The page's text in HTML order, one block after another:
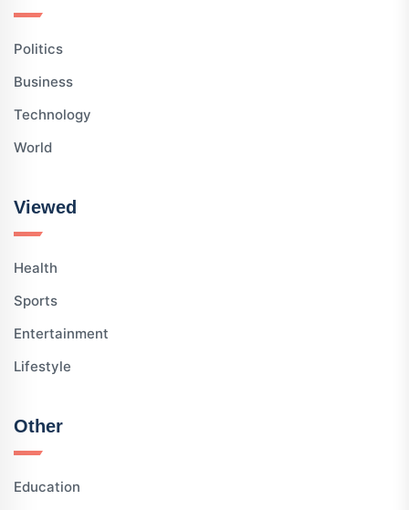
Politics
Business
Technology
World
Viewed
Health
Sports
Entertainment
Lifestyle
Other
Education